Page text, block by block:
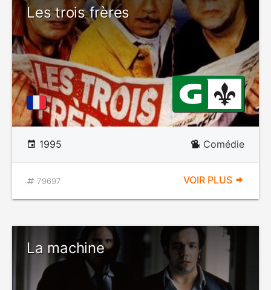
Les trois frères
1995 Comédie
79697 VOIR PLUS
La machine